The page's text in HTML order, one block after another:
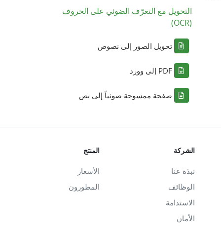
التحويل مع التعرّف الضوئي على الحروف
(OCR)
تحويل الصور إلى نصوص
PDF إلى وورد
صفحة ممسوحة ضوئياً إلى نص
الشركة
نبذة عنا
الوظائف
الاستدامة
الأمان
المنتج
الأسعار
المطورون